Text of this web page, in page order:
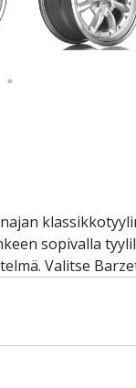
sopivalla
Valitse